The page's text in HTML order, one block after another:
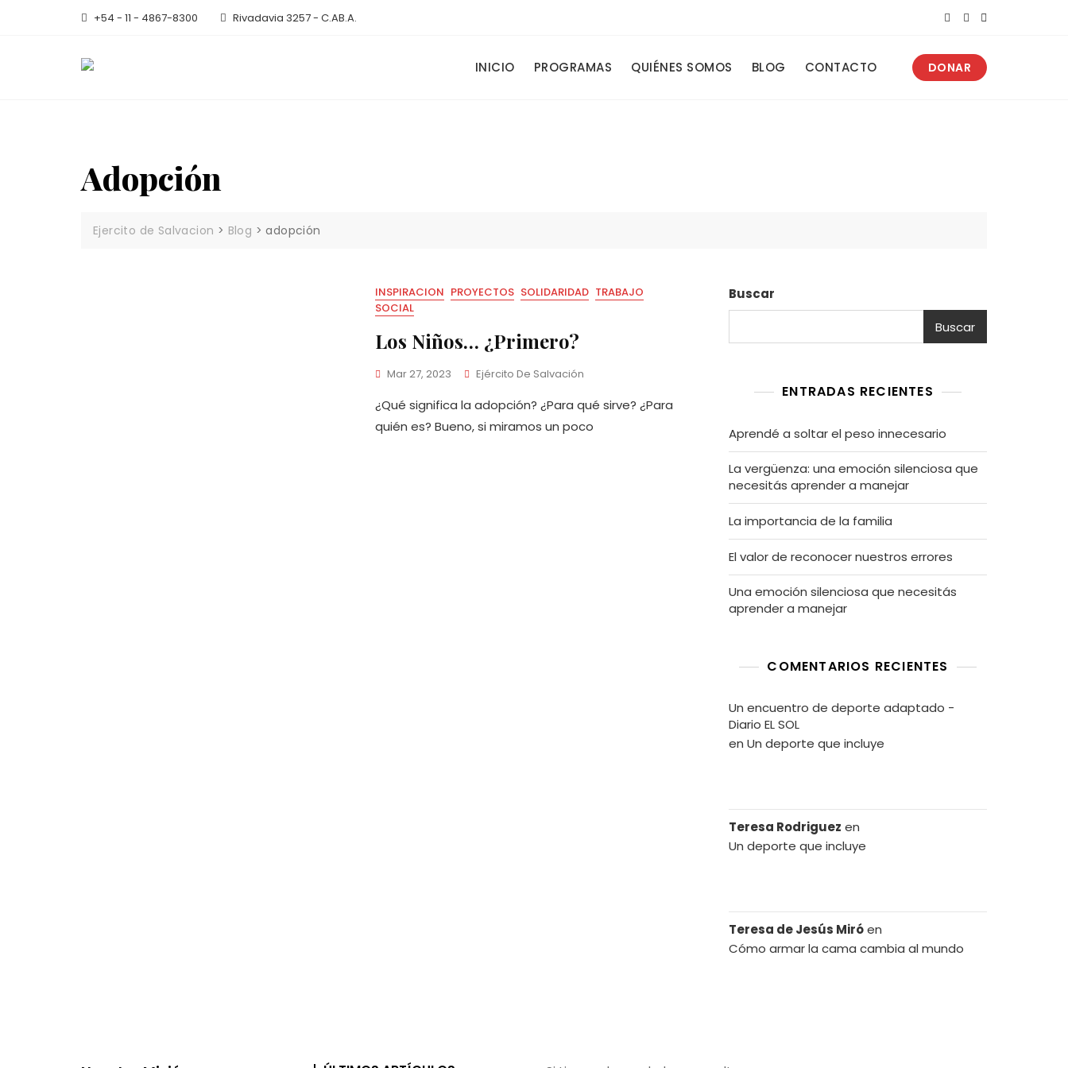
+54 - 11 - 4867-8300 Rivadavia 3257 - C.AB.A.
INICIO PROGRAMAS QUIÉNES SOMOS BLOG CONTACTO DONAR
Adopción
Ejercito de Salvacion > Blog >adopción
INSPIRACION PROYECTOS SOLIDARIDAD TRABAJO
SOCIAL
Los Niños… ¿Primero?
Mar 27, 2023 Ejército De Salvación
¿Qué significa la adopción? ¿Para qué sirve? ¿Para
quién es? Bueno, si miramos un poco
Buscar
Buscar
ENTRADAS RECIENTES
Aprendé a soltar el peso innecesario
La vergüenza: una emoción silenciosa que
necesitás aprender a manejar
La importancia de la familia
El valor de reconocer nuestros errores
Una emoción silenciosa que necesitás
aprender a manejar
COMENTARIOS RECIENTES
Un encuentro de deporte adaptado -
Diario EL SOL
en Un deporte que incluye
Teresa Rodriguez en
Un deporte que incluye
Teresa de Jesús Miróen
Cómo armar la cama cambia al mundo